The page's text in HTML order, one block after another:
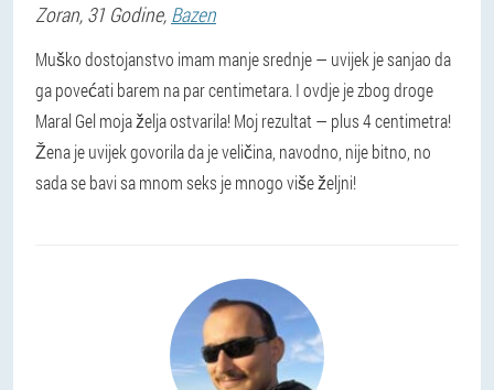
Zoran, 31 Godine, Bazen
Muško dostojanstvo imam manje srednje — uvijek je sanjao da
ga povećati barem na par centimetara. I ovdje je zbog droge
Maral Gel moja želja ostvarila! Moj rezultat — plus 4 centimetra!
Žena je uvijek govorila da je veličina, navodno, nije bitno, no
sada se bavi sa mnom seks je mnogo više željni!